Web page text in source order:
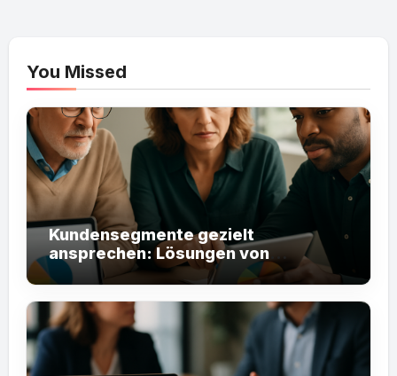
You Missed
Kundensegmente gezielt
ansprechen: Lösungen von
bhasa.net